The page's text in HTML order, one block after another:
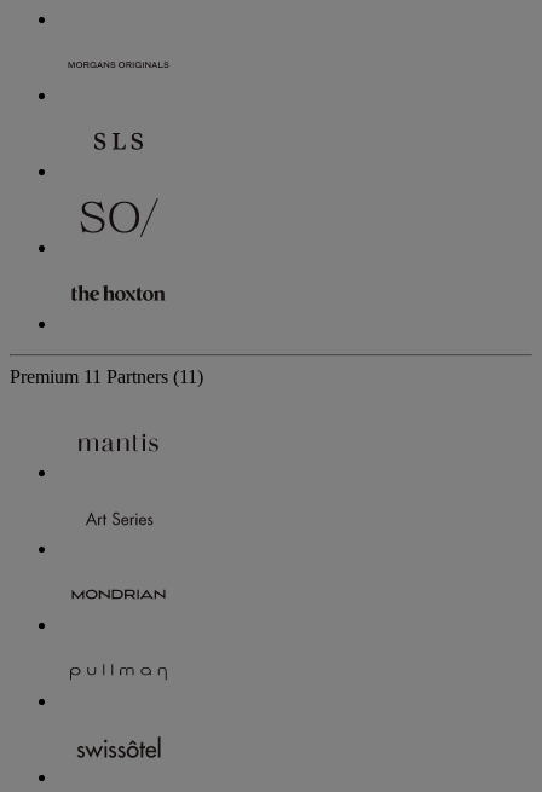
Premium 11 Partners (11)